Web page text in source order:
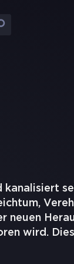
kanalisiert
neuen
wird.